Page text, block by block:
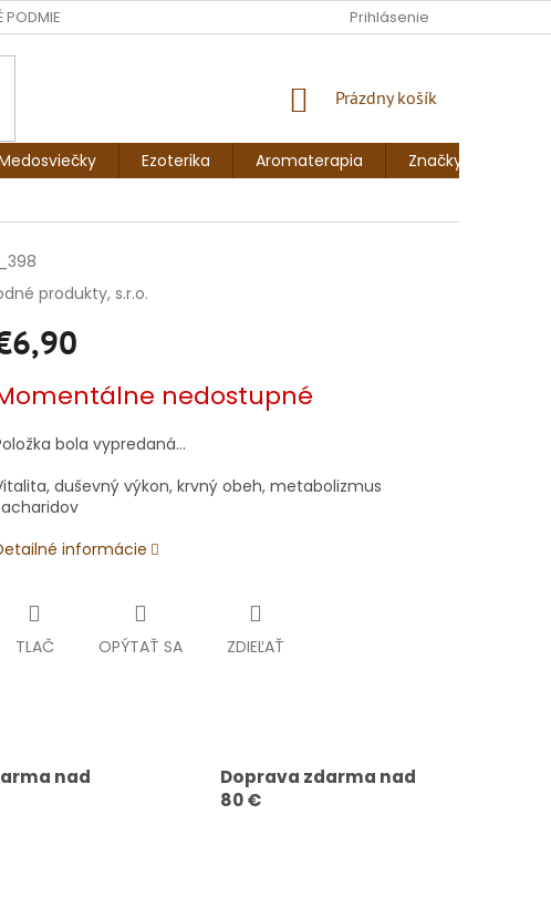
FORMULÁR NA ODSTÚPENIE OD ZMLUVY
Prihlásenie
NÁKUPNÝ
Prázdny košík
Ezoterika Aromaterapia Značky
produkty, s.r.o.
nedostupné
bola vypredaná…
duševný výkon, krvný obeh, metabolizmus
informácie
TLAČ OPÝTAŤ SA ZDIEĽAŤ
nad
Doprava zdarma nad
80 €